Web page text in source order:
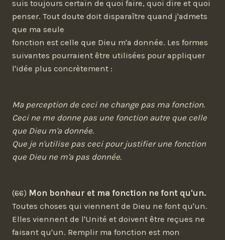
suis toujours certain de quoi faire, quoi dire et quoi
penser. Tout doute doit disparaître quand j'admets
que ma seule
fonction est celle que Dieu m'a donnée. Les formes
suivantes pourraient être utilisées pour appliquer
l'idée plus concrètement :
Ma perception de ceci ne change pas ma fonction.
Ceci ne me donne pas une fonction autre que celle
que Dieu m'a donnée.
Que je n'utilise pas ceci pour justifier une fonction
que Dieu ne m'a pas donnée.
(66) Mon bonheur et ma fonction ne font qu'un.
Toutes choses qui viennent de Dieu ne font qu'un.
Elles viennent de l'Unité et doivent être reçues ne
faisant qu'un. Remplir ma fonction est mon